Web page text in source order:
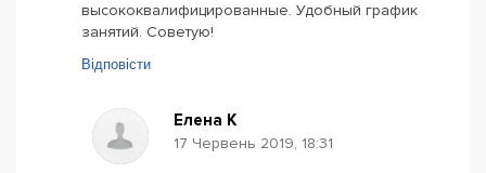
высококвалифицированные. Удобный график
занятий. Советую!
Відповісти
Елена К
17 Червень 2019, 18:31